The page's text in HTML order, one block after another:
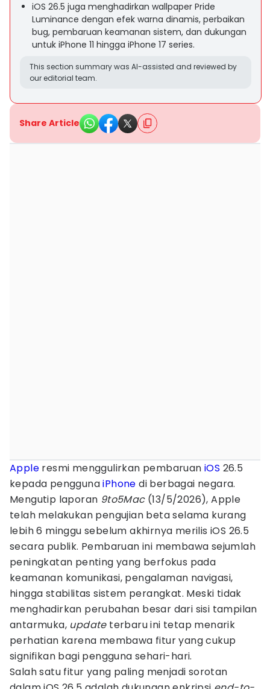
iOS 26.5 juga menghadirkan wallpaper Pride
Luminance dengan efek warna dinamis, perbaikan
bug, pembaruan keamanan sistem, dan dukungan
untuk iPhone 11 hingga iPhone 17 series.
This section summary was AI-assisted and reviewed by
our editorial team.
Share Article
Apple resmi menggulirkan pembaruan iOS 26.5
kepada penggunaiPhone di berbagai negara.
Mengutip laporan 9to5Mac(13/5/2026), Apple
telah melakukan pengujian beta selama kurang
lebih 6 minggu sebelum akhirnya merilis iOS 26.5
secara publik. Pembaruan ini membawa sejumlah
peningkatan penting yang berfokus pada
keamanan komunikasi, pengalaman navigasi,
hingga stabilitas sistem perangkat. Meski tidak
menghadirkan perubahan besar dari sisi tampilan
antarmuka, updateterbaru ini tetap menarik
perhatian karena membawa fitur yang cukup
signifikan bagi pengguna sehari-hari.
Salah satu fitur yang paling menjadi sorotan